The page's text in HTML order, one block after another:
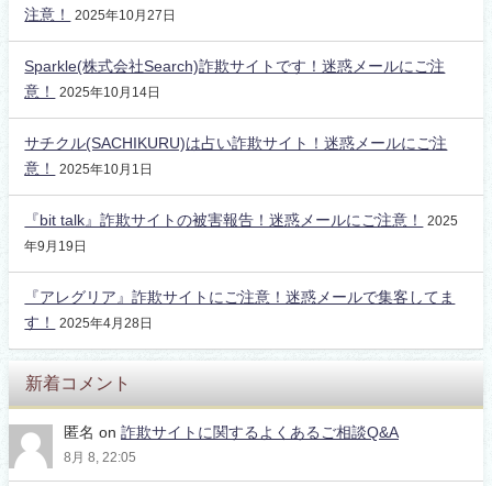
注意！
2025年10月27日
Sparkle(株式会社Search)詐欺サイトです！迷惑メールにご注
意！
2025年10月14日
サチクル(SACHIKURU)は占い詐欺サイト！迷惑メールにご注
意！
2025年10月1日
『bit talk』詐欺サイトの被害報告！迷惑メールにご注意！
2025
年9月19日
『アレグリア』詐欺サイトにご注意！迷惑メールで集客してま
す！
2025年4月28日
新着コメント
匿名 on 詐欺サイトに関するよくあるご相談Q&A
8月 8, 22:05